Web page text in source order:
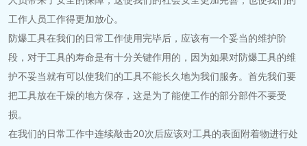
工作人员工作得更加放心。
防爆工具在我们的日常工作使用完毕后，应该有一个妥当的维护阶
段，对于工具的寿命是有十分关键作用的，因为如果对防爆工具的维
护不妥当就有可以使我们的工具不能长久地为我们服务。首先我们要
把工具放在干燥的地方保存，这是为了能使工作的部分部件不要受
损。
在我们的日常工作中连续敲击20次后应该对工具的表面附着物进行处